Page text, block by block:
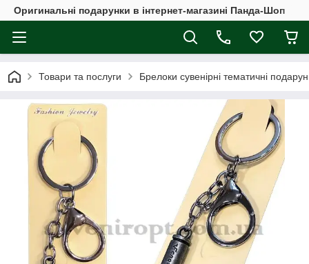
Оригинальні подарунки в інтернет-магазині Панда-Шоп
Товари та послуги Брелоки сувенірні тематичні